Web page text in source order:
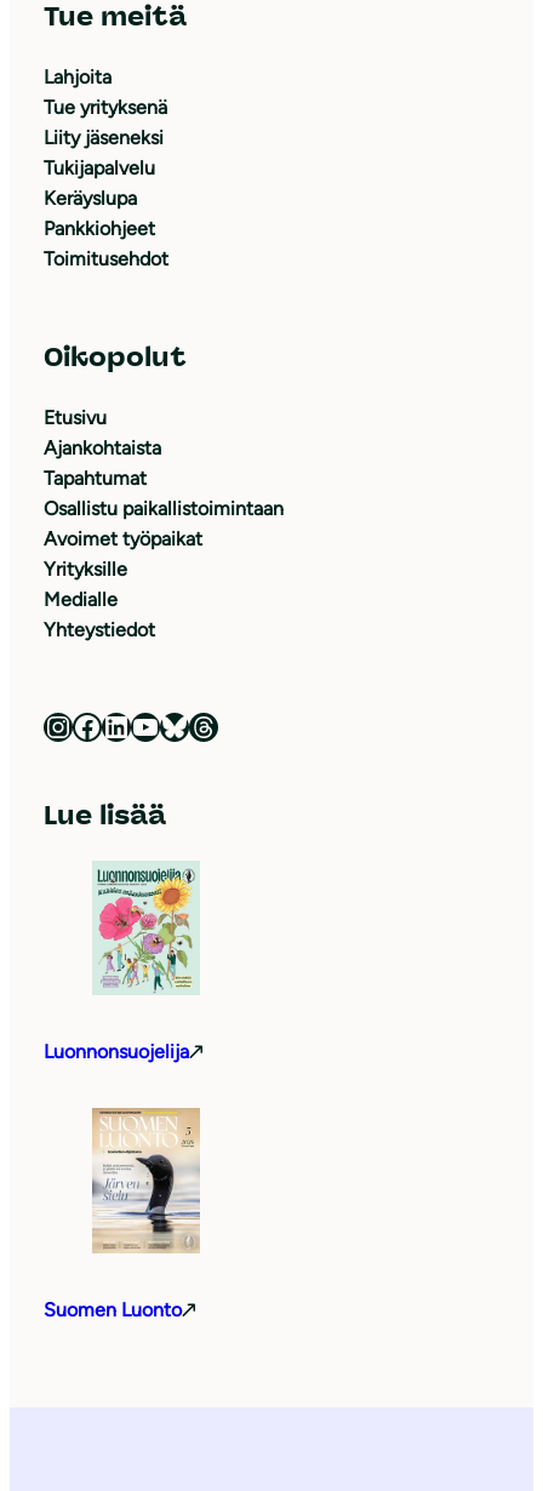
Tue meitä
Lahjoita
Tue yrityksenä
Liity jäseneksi
Tukijapalvelu
Keräyslupa
Pankkiohjeet
Toimitusehdot
Oikopolut
Etusivu
Ajankohtaista
Tapahtumat
Osallistu paikallistoimintaan
Avoimet työpaikat
Yrityksille
Medialle
Yhteystiedot
Luonnonsuojeluliitto Instagramissa Luonnonsuojeluliitto Facebookissa Luonnonsuojeluliitto LinkedInissä Luonnonsuojeluliiton YouTube-kanava Luonnonsuojeluliitto Blueskyssa Luonnonsuojeluliitto Threadsissa
Lue lisää
Luonnonsuojelija
Suomen Luonto